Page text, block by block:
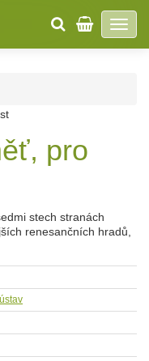
pro
stech stranách
renesančních hradů,